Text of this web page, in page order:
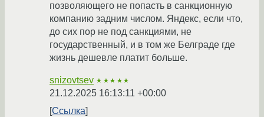
позволяющего не попасть в санкционную
компанию задним числом. Яндекс, если что,
до сих пор не под санкциями, не
государственный, и в том же Белграде где
жизнь дешевле платит больше.
snizovtsev ★★★★★
21.12.2025 16:13:11 +00:00
Ссылка